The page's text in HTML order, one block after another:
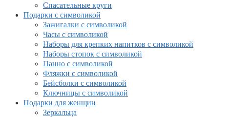
Спасательные круги
Подарки с символикой
Зажигалки с символикой
Часы с символикой
Наборы для крепких напитков с символикой
Наборы стопок с символикой
Панно с символикой
Фляжки с символикой
Бейсболки с символикой
Ключницы с символикой
Подарки для женщин
Зеркальца